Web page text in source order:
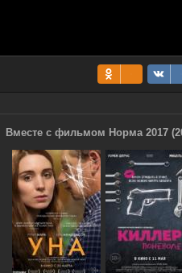
Вместе с фильмом Норма 2017